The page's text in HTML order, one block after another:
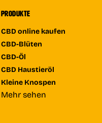
PRODUKTE
CBD online kaufen
CBD-Blüten
CBD-Öl
CBD Haustieröl
Kleine Knospen
Mehr sehen